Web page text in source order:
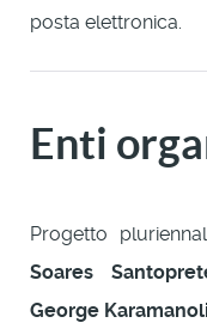
posta elettronica.
Enti
Progetto
Soares
George